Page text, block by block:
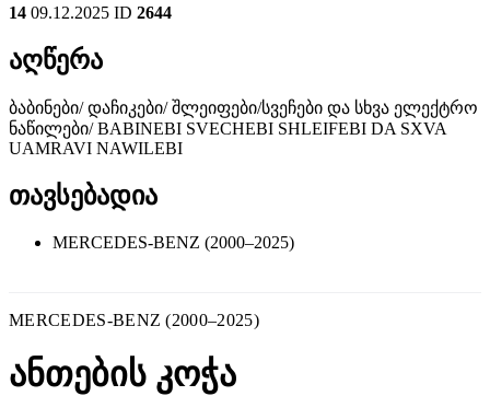
14 09.12.2025 ID 2644
აღწერა
ბაბინები/ დაჩიკები/ შლეიფები/სვეჩები და სხვა ელექტრო
ნაწილები/ BABINEBI SVECHEBI SHLEIFEBI DA SXVA
UAMRAVI NAWILEBI
თავსებადია
MERCEDES-BENZ (2000–2025)
MERCEDES-BENZ (2000–2025)
ანთების კოჭა